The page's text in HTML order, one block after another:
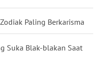
Paling Berkarisma
Suka Blak-blakan Saat